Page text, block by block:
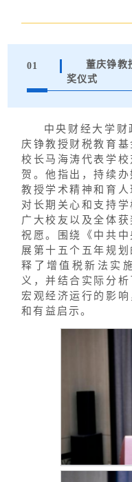
01
董庆铮教
奖仪式
中央财经大学
庆铮教授财税教育
校长马海涛代表学
贺。他指出，持续
教授学术精神和育
对长期关心和支持
广大校友以及全体
祝愿。围绕《中共
展第十五个五年规
释了增值税新法实
义，并结合实际分
宏观经济运行的影
和有益启示。